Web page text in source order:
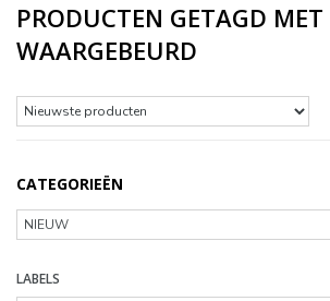
PRODUCTEN GETAGD MET
WAARGEBEURD
CATEGORIEËN
LABELS